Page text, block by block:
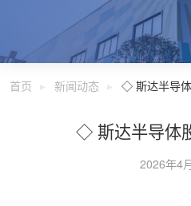
首页 新闻动态 ◇ 斯达半导
◇ 斯达半导体
2026年4